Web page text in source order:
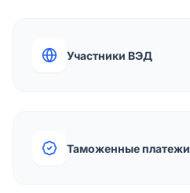
Участники ВЭД
Таможенные платежи